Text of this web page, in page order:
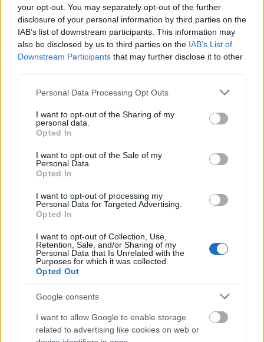
your opt-out. You may separately opt-out of the further
disclosure of your personal information by third parties on the
IAB’s list of downstream participants. This information may
also be disclosed by us to third parties on the IAB’s List of
Downstream Participants that may further disclose it to other
Please note that this website/app uses one or more Google
not limited to your visit or usage behaviour. You may click to
grant or deny consent to Google and its third-party tags to
use your data for below specified purposes in below Google
consent section.
Personal Data Processing Opt Outs
I want to opt-out of the Sharing of my
personal data.
Opted In
I want to opt-out of the Sale of my
Personal Data.
Opted In
I want to opt-out of processing my
Personal Data for Targeted Advertising.
Opted In
I want to opt-out of Collection, Use,
Retention, Sale, and/or Sharing of my
Personal Data that Is Unrelated with the
Purposes for which it was collected.
Opted Out
Google consents
I want to allow Google to enable storage
related to advertising like cookies on web or
Ο Μητροπολίτης Καλαβρύτων και Αιγιαλείας
Ιερώνυμος στην Αρτα ΦΩΤΟ
Το άθλημα της μακροζωίας: Χαρίζει έως και 5
επιπλέον χρόνια ζωής